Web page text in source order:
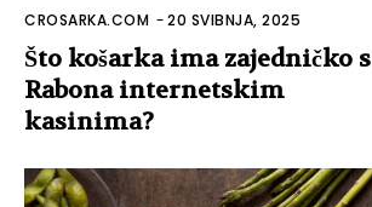
CROSARKA.COM -20 SVIBNJA, 2025
Što košarka ima zajedničko s
Rabona internetskim
kasinima?